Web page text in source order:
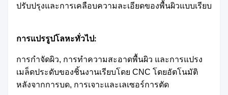
ปรับปรุงและการเคลือบความละเอียดของพื้นผิวแบบเรียบ
การแปรรูปโลหะทั่วไป:
การกําจัดผิว, การทําความสะอาดพื้นผิว และการแปรง
เมล็ดประดับของชิ้นงานเรียบโดย CNC โดยอัตโนมัติ
หลังจากการบด, การเจาะและเลเซอร์การตัด